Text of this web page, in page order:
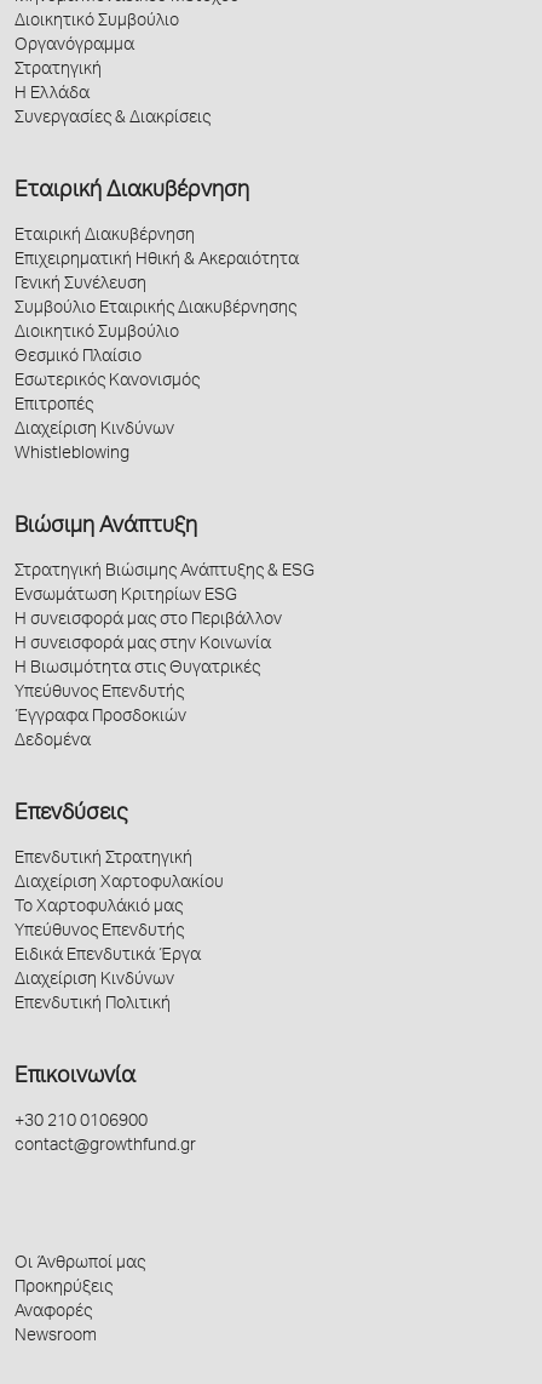
Διοικητικό Συμβούλιο
Οργανόγραμμα
Στρατηγική
Η Ελλάδα
Συνεργασίες & Διακρίσεις
Εταιρική Διακυβέρνηση
Εταιρική Διακυβέρνηση
Επιχειρηματική Ηθική & Ακεραιότητα
Γενική Συνέλευση
Συμβούλιο Εταιρικής Διακυβέρνησης
Διοικητικό Συμβούλιο
Θεσμικό Πλαίσιο
Εσωτερικός Κανονισμός
Επιτροπές
Διαχείριση Κινδύνων
Whistleblowing
Βιώσιμη Ανάπτυξη
Στρατηγική Βιώσιμης Ανάπτυξης & ESG
Ενσωμάτωση Κριτηρίων ESG
Η συνεισφορά μας στο Περιβάλλον
Η συνεισφορά μας στην Κοινωνία
Η Βιωσιμότητα στις Θυγατρικές
Υπεύθυνος Επενδυτής
Έγγραφα Προσδοκιών
Δεδομένα
Επενδύσεις
Επενδυτική Στρατηγική
Διαχείριση Χαρτοφυλακίου
Το Χαρτοφυλάκιό μας
Υπεύθυνος Επενδυτής
Ειδικά Επενδυτικά Έργα
Διαχείριση Κινδύνων
Επενδυτική Πολιτική
Επικοινωνία
+30 210 0106900
contact@growthfund.gr
Οι Άνθρωποί μας
Προκηρύξεις
Αναφορές
Newsroom